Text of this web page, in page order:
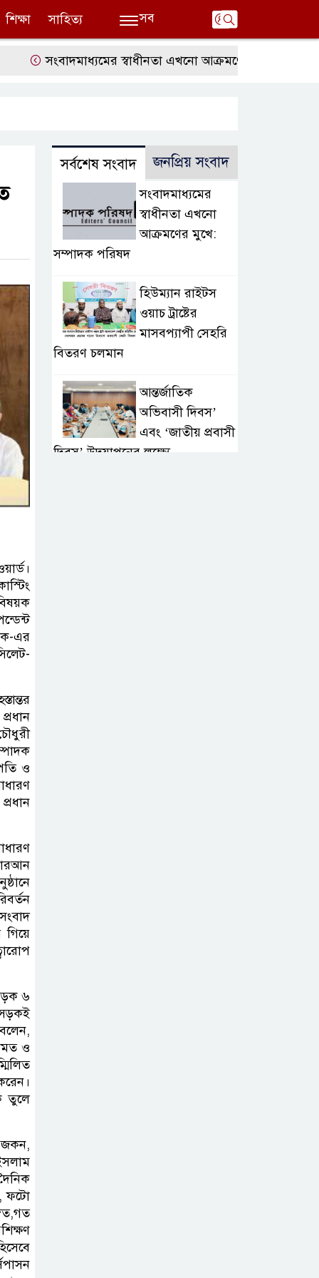
শিক্ষা সাহিত্য সব
সংবাদমাধ্যমের স্বাধীনতা এখনো আক্রমণের মুখে: সম্পাদক পরিষদ
এর
ও
গিয়ে
৬
ও
তুলে
জকন,
ফটো
সর্বশেষ সংবাদ জনপ্রিয় সংবাদ
সংবাদমাধ্যমের
স্বাধীনতা এখনো
আক্রমণের মুখে:
সম্পাদক পরিষদ
হিউম্যান রাইটস
ওয়াচ ট্রাষ্টের
মাসবপ্যাপী সেহরি
বিতরণ চলমান
আন্তর্জাতিক
অভিবাসী দিবস’
এবং ‘জাতীয় প্রবাসী
দিবস’ উদযাপনের লক্ষ্যে